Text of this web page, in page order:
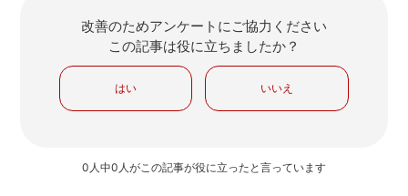
改善のためアンケートにご協力ください
この記事は役に立ちましたか？
はい いいえ
0人中0人がこの記事が役に立ったと言っています